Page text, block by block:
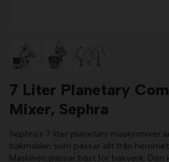
7 Liter Planetary
Mixer, Sephra
Sephra's 7 liter planetary maskinmixer
bakmaskin som passar allt från
Maskinen passar bäst för bakverk. Den